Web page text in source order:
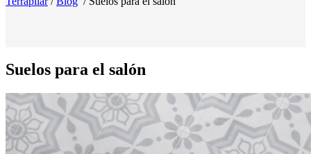
Suelos para el salón